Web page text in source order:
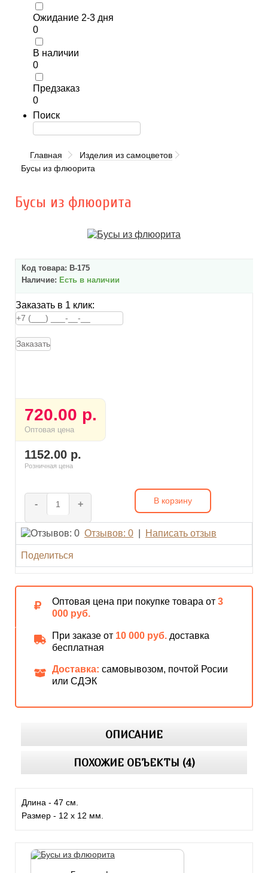
Ожидание 2-3 дня
0
В наличии
0
Предзаказ
0
Поиск
Главная
Изделия из самоцветов
Бусы из флюорита
Бусы из флюорита
Код товара: В-175
Наличие: Есть в наличии
Заказать в 1 клик:
Заказать
720.00 р.
Оптовая цена
1152.00 р.
Розничная цена
- + В корзину
Отзывов: 0 Написать отзыв
Поделиться
Оптовая цена при покупке товара от 3
000 руб.
При заказе от 10 000 руб. доставка
бесплатная
Доставка: самовывозом, почтой Росии
или СДЭК
ОПИСАНИЕ
ПОХОЖИЕ ОБЪЕКТЫ (4)
Длина - 47 см.
Размер - 12 х 12 мм.